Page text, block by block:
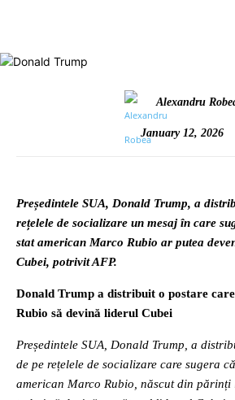
Alexandru
January 12, 2026
Președintele SUA, Donald Trump, a
rețelele de socializare un mesaj în care
stat american Marco Rubio ar putea
Cubei, potrivit AFP.
Donald Trump a distribuit o postare
Rubio să devină liderul Cubei
Președintele SUA, Donald Trump, a
de pe rețelele de socializare care sugera
american Marco Rubio, născut din